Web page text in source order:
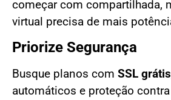
começar com compartilhada,
virtual precisa de mais
Priorize Segurança
Busque planos com SSL grátis
automáticos e proteção contra